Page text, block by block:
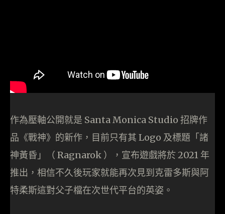
作為壓軸公開就是 Santa Monica Studio 招牌作
品《戰神》的新作，目前只有其 Logo 及標題「諸
神黃昏」（ Ragnarok ），宣布遊戲將於 2021 年
推出，相信不久後玩家就能再次見到克雷多斯與阿
特柔斯這對父子檔在次世代平台的英姿。